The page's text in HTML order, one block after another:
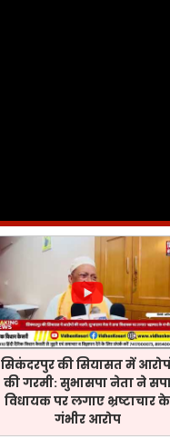
सिकंदरपुर की सियासत में
की गरमी: सुभासपा नेता ने
विधायक पर लगाए भ्रष्टाचार के
गंभीर आरोप